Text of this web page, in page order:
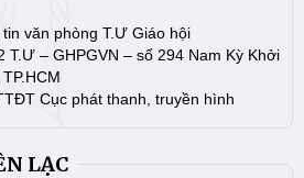
văn phòng T.Ư Giáo hội
T.Ư – GHPGVN – số 294 Nam Kỳ Khởi
Cục phát thanh, truyền hình
LẠC